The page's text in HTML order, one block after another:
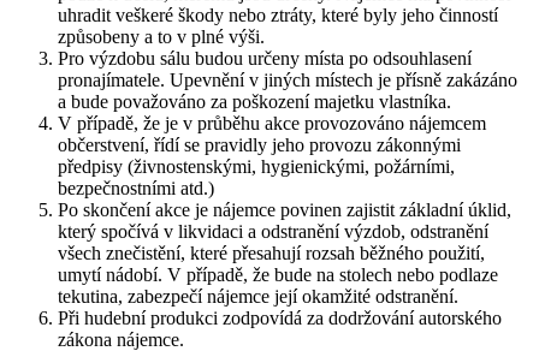
uhradit veškeré škody nebo ztráty, které byly jeho činností
způsobeny a to v plné výši.
Pro výzdobu sálu budou určeny místa po odsouhlasení
pronajímatele. Upevnění v jiných místech je přísně zakázáno
a bude považováno za poškození majetku vlastníka.
V případě, že je v průběhu akce provozováno nájemcem
občerstvení, řídí se pravidly jeho provozu zákonnými
předpisy (živnostenskými, hygienickými, požárními,
bezpečnostními atd.)
Po skončení akce je nájemce povinen zajistit základní úklid,
který spočívá v likvidaci a odstranění výzdob, odstranění
všech znečistění, které přesahují rozsah běžného použití,
umytí nádobí. V případě, že bude na stolech nebo podlaze
tekutina, zabezpečí nájemce její okamžité odstranění.
Při hudební produkci zodpovídá za dodržování autorského
zákona nájemce.